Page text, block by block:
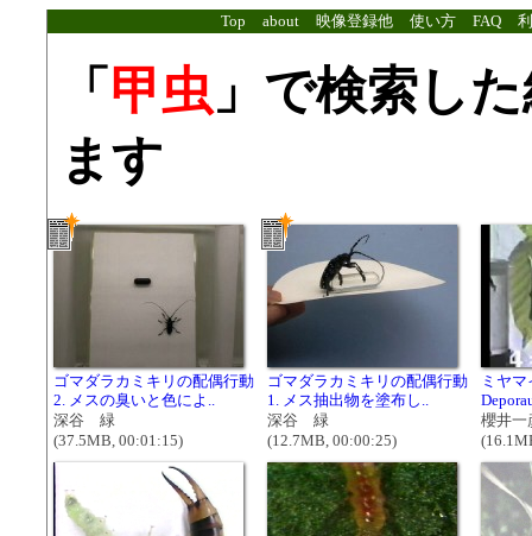
Top about 映像登録他 使い方 FAQ
「 甲虫 」で検索し
ます
ゴマダラカミキリの配偶行動
2. メスの臭いと色によ..
深谷 緑
(37.5MB, 00:01:15)
ゴマダラカミキリの配偶行動
1. メス抽出物を塗布し..
深谷 緑
(12.7MB, 00:00:25)
ミヤ
櫻井一